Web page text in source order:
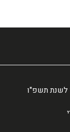
לשנת תשפ"ו